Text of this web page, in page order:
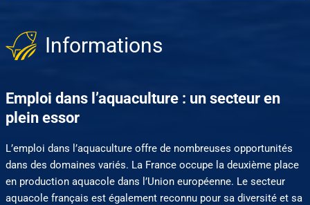
Informations
Emploi dans l’aquaculture : un secteur en
plein essor
L’emploi dans l’aquaculture offre de nombreuses opportunités
dans des domaines variés. La France occupe la deuxième place
en production aquacole dans l’Union européenne. Le secteur
aquacole français est également reconnu pour sa diversité et sa